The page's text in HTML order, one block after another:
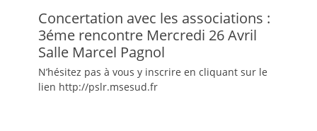
Concertation avec les associations :
3éme rencontre Mercredi 26 Avril
Salle Marcel Pagnol
N’hésitez pas à vous y inscrire en cliquant sur le
lien http://pslr.msesud.fr